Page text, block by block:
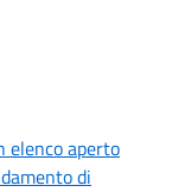
elenco aperto
di